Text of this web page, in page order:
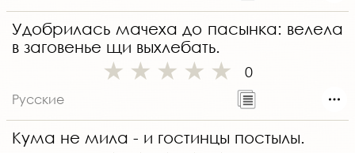
Удобрилась мачеха до пасынка: велела
в заговенье щи выхлебать.
0
Русские
Кума не мила - и гостинцы постылы.